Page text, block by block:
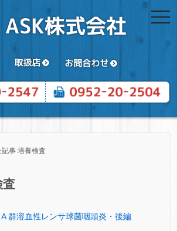
事 培養検査
査
A 群溶血性レンサ球菌咽頭炎・後編